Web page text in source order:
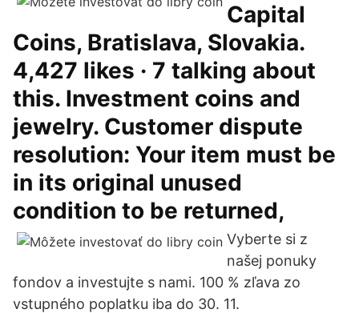
Capital
Coins, Bratislava, Slovakia.
4,427 likes · 7 talking about
this. Investment coins and
jewelry. Customer dispute
resolution: Your item must be
in its original unused
condition to be returned,
Vyberte si z
našej ponuky
fondov a investujte s nami. 100 % zľava zo
vstupného poplatku iba do 30. 11.